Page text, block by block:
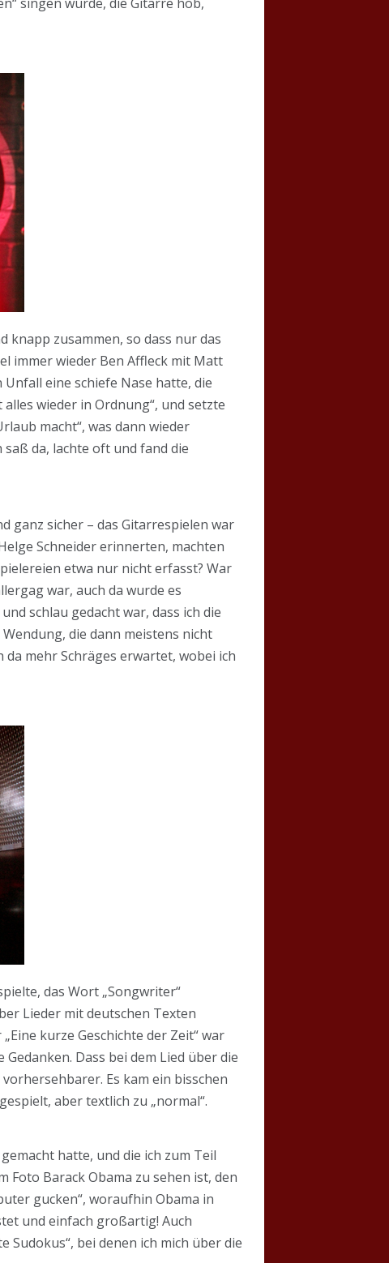
zusammen, so dass nur das
immer wieder Ben Affleck mit Matt
Unfall eine schiefe Nase hatte, die
wieder in Ordnung“, und setzte
macht“, was dann wieder
da, lachte oft und fand die
ganz sicher – das Gitarrespielen war
Schneider erinnerten, machten
etwa nur nicht erfasst? War
war, auch da wurde es
schlau gedacht war, dass ich die
die dann meistens nicht
mehr Schräges erwartet, wobei ich
das Wort „Songwriter“
Lieder mit deutschen Texten
kurze Geschichte der Zeit“ war
Dass bei dem Lied über die
Es kam ein bisschen
aber textlich zu „normal“.
hatte, und die ich zum Teil
Foto Barack Obama zu sehen ist, den
gucken“, woraufhin Obama in
und einfach großartig! Auch
Sudokus“, bei denen ich mich über die